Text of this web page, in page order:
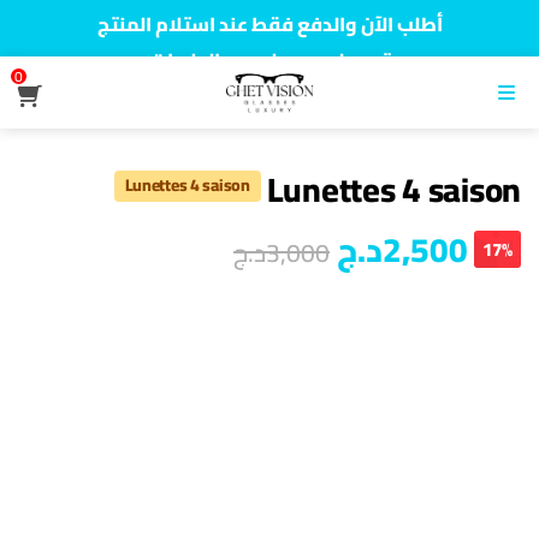
أطلب الآن والدفع فقط عند استلام المنتج
توصيل سريع لجميع الولايات
نفخر بأكثر من 5000 مشتري سعيد
القائمة
0
Lunettes 4 saison
Lunettes 4 saison
2,500د.ج3,000د.ج 17%